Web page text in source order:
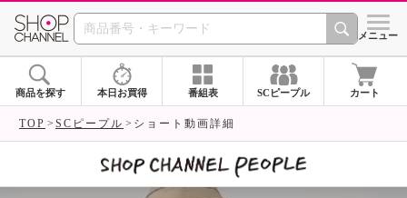
SHOP CHANNEL シメニュー
商品を探す 本日お買得 番組表 SCピープル カート
TOP SCピープル ショート動画詳細